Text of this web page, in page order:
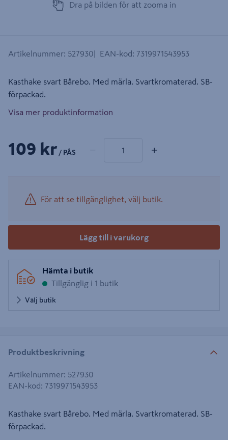
Dra på bilden för att zooma in
Artikelnummer: 527930 EAN-kod: 7319971543953
Kasthake svart Bårebo. Med märla. Svartkromaterad. SB-
förpackad.
Visa mer produktinformation
109 kr / PÅS − +
För att se tillgänglighet, välj butik.
Lägg till i varukorg
Hämta i butik
Tillgänglig i 1 butik
Välj butik
Produktbeskrivning
Artikelnummer: 527930
EAN-kod: 7319971543953
Kasthake svart Bårebo. Med märla. Svartkromaterad. SB-
förpackad.